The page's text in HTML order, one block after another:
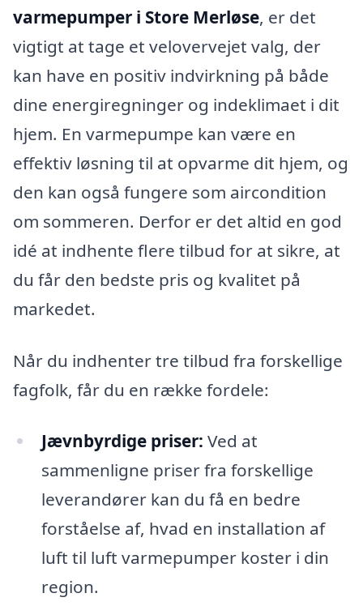
varmepumper i Store Merløse, er det
vigtigt at tage et velovervejet valg, der
kan have en positiv indvirkning på både
dine energiregninger og indeklimaet i dit
hjem. En varmepumpe kan være en
effektiv løsning til at opvarme dit hjem, og
den kan også fungere som aircondition
om sommeren. Derfor er det altid en god
idé at indhente flere tilbud for at sikre, at
du får den bedste pris og kvalitet på
markedet.
Når du indhenter tre tilbud fra forskellige
fagfolk, får du en række fordele:
Jævnbyrdige priser: Ved at
sammenligne priser fra forskellige
leverandører kan du få en bedre
forståelse af, hvad en installation af
luft til luft varmepumper koster i din
region.